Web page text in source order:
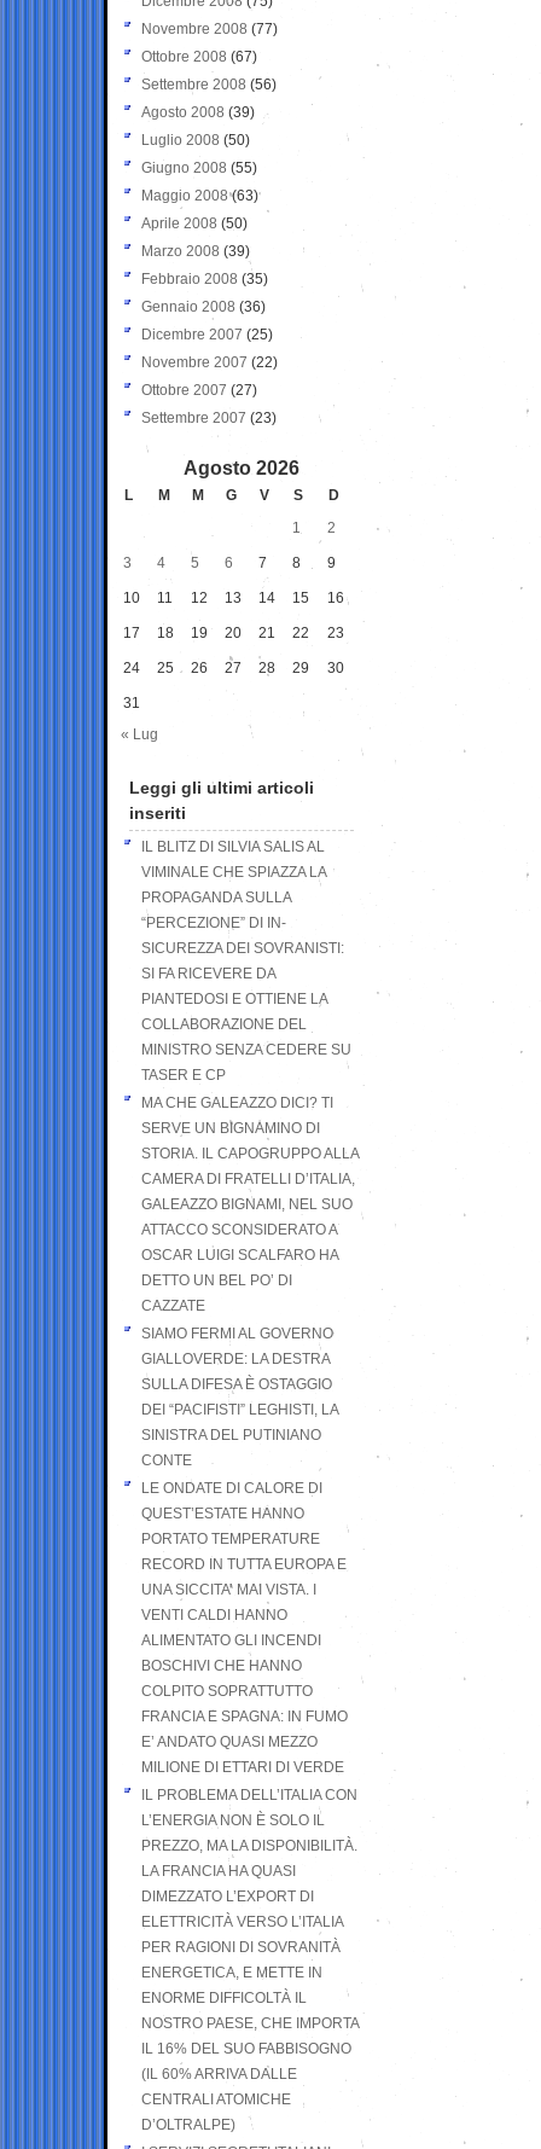
Novembre 2008 (77)
Ottobre 2008 (67)
Settembre 2008 (56)
Agosto 2008 (39)
Luglio 2008 (50)
Giugno 2008 (55)
Maggio 2008(63)
Aprile 2008 (50)
Marzo 2008 (39)
Febbraio 2008 (35)
Gennaio 2008 (36)
Dicembre 2007 (25)
Novembre 2007 (22)
Ottobre 2007 (27)
Settembre 2007 (23)
Agosto 2026
L M M G V S
D
1
2
3 4 5 6 7 8 9
10 11 12 13 14 15 16
17 18 19 20 21 22 23
24 25 26 27 28 29 30
31
« Lug
Leggi gli ultimi articoli
inseriti
IL BLITZ DI SILVIA SALIS AL
VIMINALE CHE SPIAZZA LA
PROPAGANDA SULLA
“PERCEZIONE” DI IN-
SICUREZZA DEI SOVRANISTI:
SI FA RICEVERE DA
PIANTEDOSI E OTTIENE LA
COLLABORAZIONE DEL
MINISTRO SENZA CEDERE SU
TASER E CP
MA CHE GALEAZZO DICI? TI
SERVE UN BIGNAMINO DI
STORIA. IL CAPOGRUPPO ALLA
CAMERA DI FRATELLI D’ITALIA,
GALEAZZO BIGNAMI, NEL SUO
ATTACCO SCONSIDERATO A
OSCAR LUIGI SCALFARO HA
DETTO UN BEL PO’ DI
CAZZATE
SIAMO FERMI AL GOVERNO
GIALLOVERDE: LA DESTRA
SULLA DIFESA È OSTAGGIO
DEI “PACIFISTI” LEGHISTI, LA
SINISTRA DEL PUTINIANO
CONTE
LE ONDATE DI CALORE DI
QUEST’ESTATE HANNO
PORTATO TEMPERATURE
RECORD IN TUTTA EUROPA E
UNA SICCITA’ MAI VISTA. I
VENTI CALDI HANNO
ALIMENTATO GLI INCENDI
BOSCHIVI CHE HANNO
COLPITO SOPRATTUTTO
FRANCIA E SPAGNA: IN FUMO
E’ ANDATO QUASI MEZZO
MILIONE DI ETTARI DI VERDE
IL PROBLEMA DELL’ITALIA CON
L’ENERGIA NON È SOLO IL
PREZZO, MA LA DISPONIBILITÀ.
LA FRANCIA HA QUASI
DIMEZZATO L’EXPORT DI
ELETTRICITÀ VERSO L’ITALIA
PER RAGIONI DI SOVRANITÀ
ENERGETICA, E METTE IN
ENORME DIFFICOLTÀ IL
NOSTRO PAESE, CHE IMPORTA
IL 16% DEL SUO FABBISOGNO
(IL 60% ARRIVA DALLE
CENTRALI ATOMICHE
D’OLTRALPE)